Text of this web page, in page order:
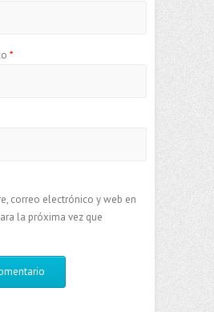
*
correo electrónico y web en
la próxima vez que